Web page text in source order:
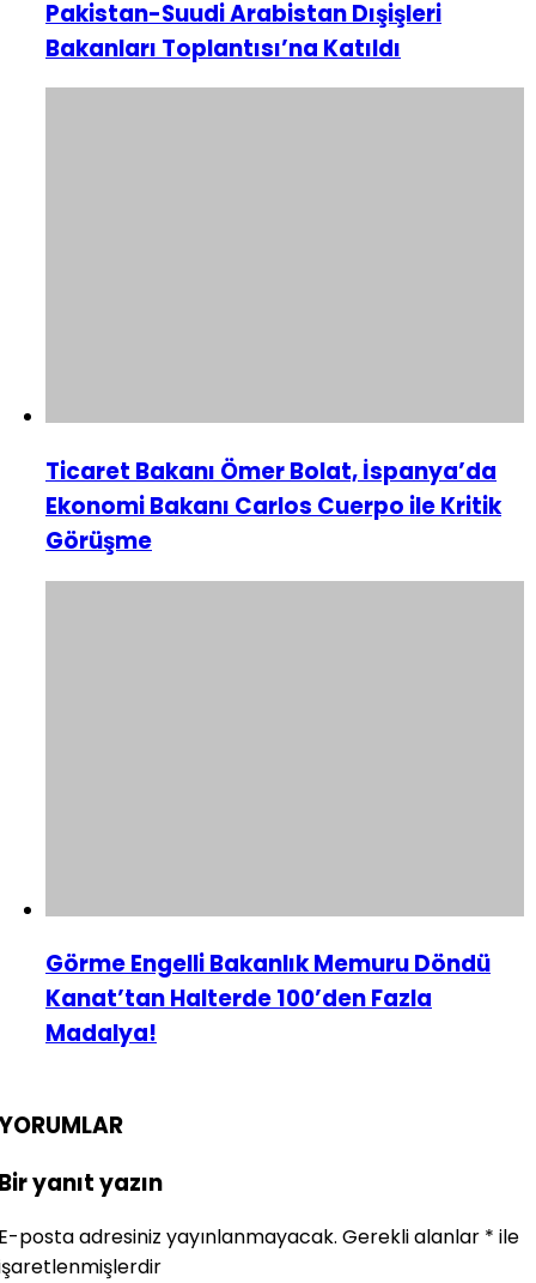
Pakistan-Suudi Arabistan Dışişleri
Bakanları Toplantısı’na Katıldı
Ticaret Bakanı Ömer Bolat, İspanya’da
Ekonomi Bakanı Carlos Cuerpo ile Kritik
Görüşme
Görme Engelli Bakanlık Memuru Döndü
Kanat’tan Halterde 100’den Fazla
Madalya!
yanıt yazın
posta adresiniz yayınlanmayacak. Gerekli alanlar * ile